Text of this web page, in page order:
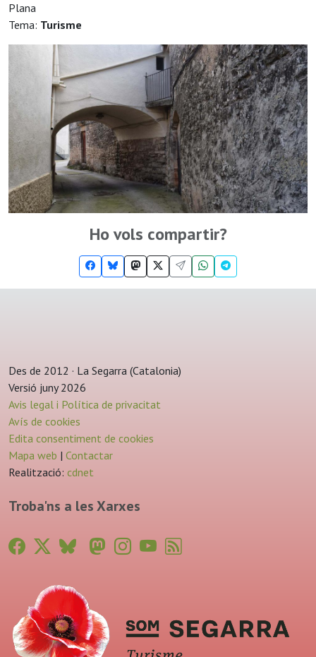
Plana
Tema: Turisme
Ho vols compartir?
Des de 2012 · La Segarra (Catalonia)
Versió juny 2026
Avis legal i Política de privacitat
Avís de cookies
Edita consentiment de cookies
Mapa web | Contactar
Realització: cdnet
Troba'ns a les Xarxes